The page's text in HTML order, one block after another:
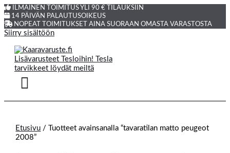
ILMAINEN TOIMITUS YLI 90 € TILAUKSIIN
14 PÄIVÄN PALAUTUSOIKEUS
NOPEAT TOIMITUKSET AINA SUORAAN OMASTA VARASTOSTA
Siirry sisältöön
Etusivu / Tuotteet avainsanalla “tavaratilan matto peugeot
2008”